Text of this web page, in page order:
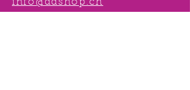
info@ddshop.ch